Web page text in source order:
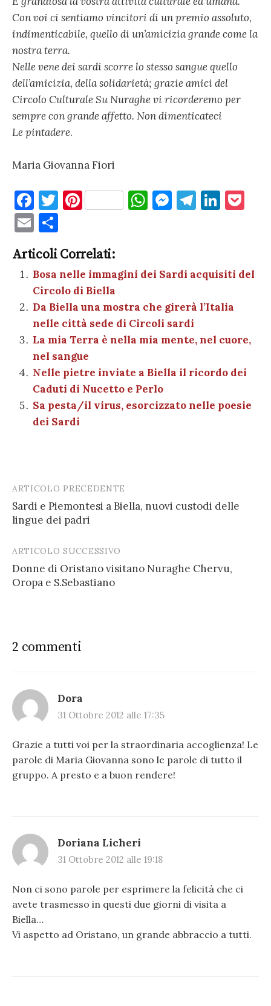
Con voi ci sentiamo vincitori di un premio assoluto,
indimenticabile, quello di un’amicizia grande come la
nostra terra.
Nelle vene dei sardi scorre lo stesso sangue quello
dell’amicizia, della solidarietà; grazie amici del
Circolo Culturale Su Nuraghe vi ricorderemo per
sempre con grande affetto. Non dimenticateci
Le pintadere.
Maria Giovanna Fiori
F
a
c
e
b
o
o
k
T
te
r
Pi
es
t
W
A
p
p
M
g
er
T
a
m
Li
dI
n
et
E
m
ai
l
n
di
vi
di
Articoli Correlati:
Bosa nelle immagini dei Sardi acquisiti del
Circolo di Biella
Da Biella una mostra che girerà l’Italia
nelle città sede di Circoli sardi
La mia Terra è nella mia mente, nel cuore,
nel sangue
Nelle pietre inviate a Biella il ricordo dei
Caduti di Nucetto e Perlo
Sa pesta/il virus, esorcizzato nelle poesie
dei Sardi
Post
navigation
ARTICOLO PRECEDENTE
Sardi e Piemontesi a Biella, nuovi custodi delle
lingue dei padri
ARTICOLO SUCCESSIVO
Donne di Oristano visitano Nuraghe Chervu,
Oropa e S.Sebastiano
2 commenti
Dora
31 Ottobre 2012 alle 17:35
Grazie a tutti voi per la straordinaria accoglienza! Le
parole di Maria Giovanna sono le parole di tutto il
gruppo. A presto e a buon rendere!
Doriana Licheri
31 Ottobre 2012 alle 19:18
Non ci sono parole per esprimere la felicità che ci
avete trasmesso in questi due giorni di visita a
Biella…
Vi aspetto ad Oristano, un grande abbraccio a tutti.